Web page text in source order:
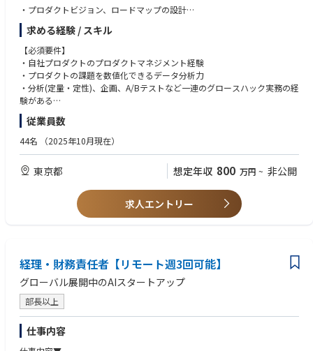
あるべきものを誰よりも先に実現する。そんなエキサイティングな挑戦
【キャリアパス】
本ポジションで成果を出し続けることで、マネジメント層としてのキャリ
アや事業部責任者としてのキャリアを目指すことが可能です。同時に目指
したいキャリアが明確な場合、手を挙げて頂ければどんなポジションでも
チャレンジできる環境です。
・経営課題から抽出したプロジェクトのゴール設定〜戦略定義を行い推進
・既存事業の理解を深めた上で、サービス間のシナジーを生み出せる新規
事業の事業開発責任者
・オペレーションやシステムの最適化を通した事業の本質的な理解を元に
各事業責任者へのキャリアチェンジなど
・プロダクトビジョン、ロードマップの設計
・市場・競合調査、顧客インタビューなどを通じたプロダクト企画
・開発チームとの連携およびプロジェクトマネジメント
・グロースハック業務(定量定性分析、施策設計、高速PDCA)
(将来的に)プロダクトマネジメントチームの組成、マネジメント
【ポジションの魅力】
・社会貢献性が高い：社会課題ど真ん中の課題をProductで解決していく
る
・両面：to B(介護施設/医療機関)、to C(介護職/看護師)の両方が見れるPr
oduct
・SaaS & Platform：単純なマッチングPlatformではなく、多くのオペレ
ーションを自動化しているなどSaaS要素もあり
バリーできるスピードが早い(顧客反応がすぐに見られる)
・マーケティング業務も含めて裁量もって意思決定できるポジションであ
求める経験 / スキル
【必須要件】
・自社プロダクトのプロダクトマネジメント経験
・プロダクトの課題を数値化できるデータ分析力
・分析(定量・定性)、企画、A/Bテストなど一連のグロースハック実務の経
験がある
・ビジネス、エンジニア、デザイナーとの開発推進経験
【歓迎要件】
・複数施策の組み合わせKPI/KGIを大きく改善した経験
・A/Bテストやその他の効果測定手法に関する知識・経験がある
・社内DXに関する知識や実践経験(業務プロセスの効率化や自動化の推進)
・プログラミングやシステム設計の基礎知識(エンジニアリングチームと円
滑に連携できる)
・プロダクト企画においてROI観点での意思決定・思考ができる
ユーザー中心な思考(ユーザーインサイトを理解し、プロダクト改善に取り
組む姿勢)
・ユーザー／開発／ビジネスをバランス良く理解した状況判断力
・ビジネス&エンジニアチームを巻き込み合意&調整ができる
・自律駆動で主体性があること(プロジェクトを自走できる能力）
従業員数
44名 （2025年10月現在）
東京都 想定年収 800 万円 ~ 非公開
求人エントリー
経理・財務責任者【リモート週3回可能】
グローバル展開中のAIスタートアップ
部長以上
仕事内容